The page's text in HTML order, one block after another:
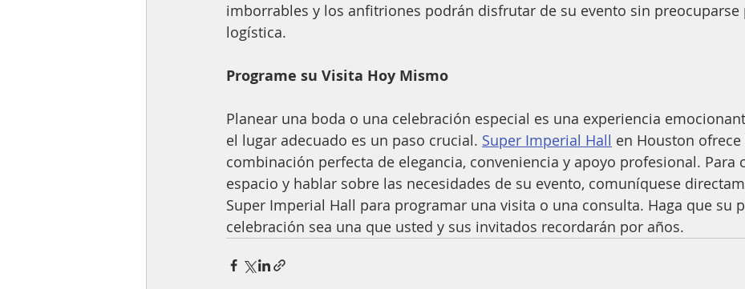
imborrables y los anfitriones podrán disfrutar de su evento sin preocuparse
logística.
Programe su Visita Hoy Mismo
Planear una boda o una celebración especial es una experiencia
el lugar adecuado es un paso crucial. Super Imperial Hall en Houston ofrece
combinación perfecta de elegancia, conveniencia y apoyo profesional. Para
espacio y hablar sobre las necesidades de su evento, comuníquese
Super Imperial Hall para programar una visita o una consulta. Haga que su
celebración sea una que usted y sus invitados recordarán por años.